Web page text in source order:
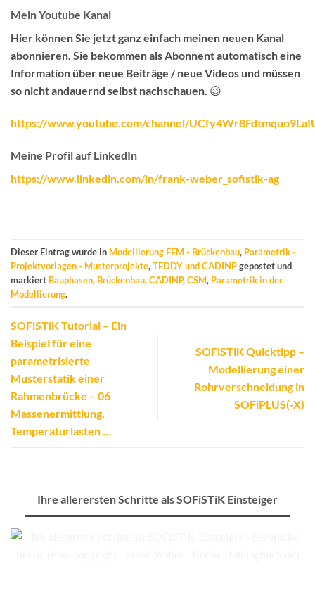
Mein Youtube Kanal
Hier können Sie jetzt ganz einfach meinen neuen Kanal
abonnieren. Sie bekommen als Abonnent automatisch eine
Information über neue Beiträge / neue Videos und müssen
so nicht andauernd selbst nachschauen. 😉
https://www.youtube.com/channel/
Meine Profil auf LinkedIn
https://www.linkedin.com/in/frank-weber_sofistik-ag
Dieser Eintrag wurde in Modellierung FEM - Brückenbau, Parametrik -
Projektvorlagen - Musterprojekte,TEDDY und CADINPgepostet und
markiert Bauphasen, Brückenbau,CADINP,CSM, Parametrik in der
Modellierung.
SOFiSTiK Tutorial – Ein
Beispiel für eine
parametrisierte
Musterstatik einer
Rahmenbrücke – 06
Massenermittlung,
Temperaturlasten …
SOFiSTiK Quicktipp –
Modellierung einer
Rohrverschneidung in
SOFiPLUS(-X)
Ihre allerersten Schritte als SOFiSTiK Einsteiger